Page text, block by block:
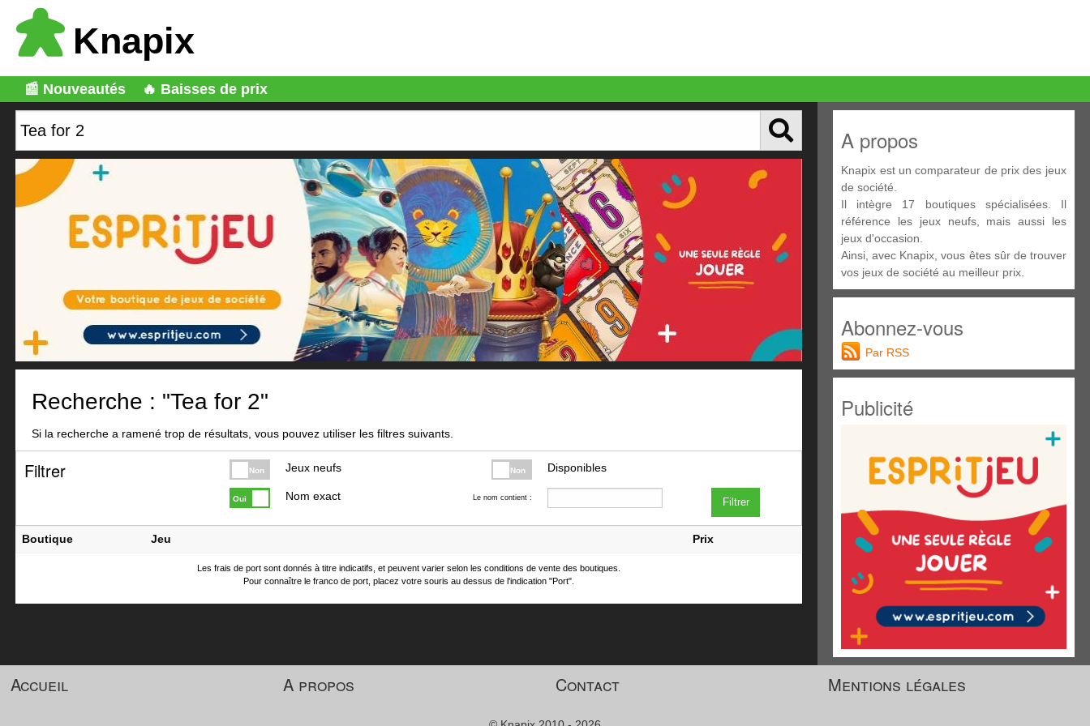
Knapix
📰 Nouveautés 🔥 Baisses de prix
Recherche : "Tea for 2"
Si la recherche a ramené trop de résultats, vous pouvez utiliser les filtres suivants.
Filtrer Non Jeux neufs Non Disponibles
Oui Nom exact Le nom contient : Filtrer
Boutique Jeu Prix
Les frais de port sont donnés à titre indicatifs, et peuvent varier selon les conditions de vente des boutiques.
Pour connaître le franco de port, placez votre souris au dessus de l'indication "Port".
A propos
Knapix est un comparateur de prix des jeux
de société.
Il intègre 17 boutiques spécialisées. Il
référence les jeux neufs, mais aussi les
jeux d'occasion.
Ainsi, avec Knapix, vous êtes sûr de trouver
vos jeux de société au meilleur prix.
Abonnez-vous
Par RSS
Publicité
Accueil A propos Contact Mentions légales